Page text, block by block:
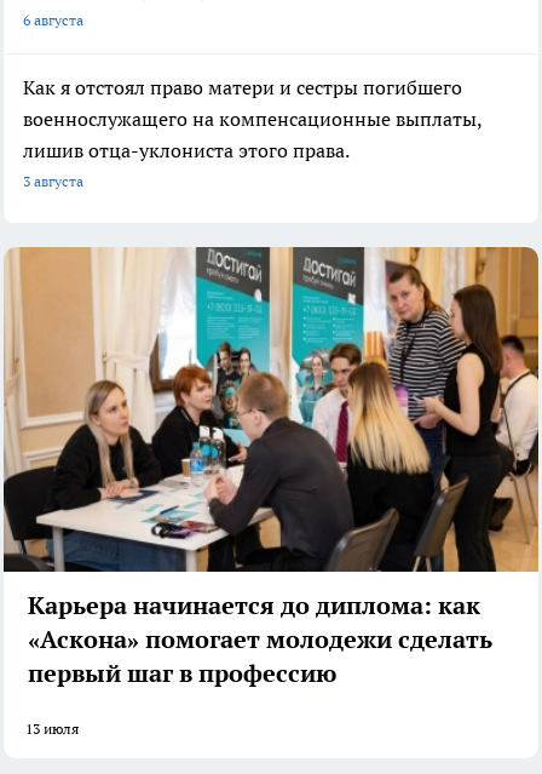
6 августа
Как я отстоял право матери и сестры погибшего
военнослужащего на компенсационные выплаты,
лишив отца-уклониста этого права.
3 августа
Карьера начинается до диплома: как
«Аскона» помогает молодежи сделать
первый шаг в профессию
13 июля